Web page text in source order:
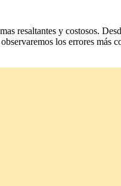
resaltantes y costosos.
los errores más